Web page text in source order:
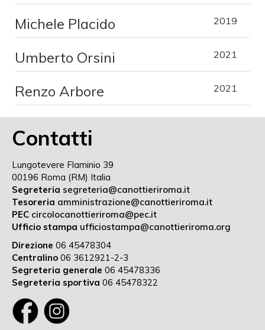
Michele Placido 2019
Umberto Orsini 2021
Renzo Arbore 2021
Contatti
Lungotevere Flaminio 39
00196 Roma (RM) Italia
Segreteria segreteria@canottieriroma.it
Tesoreria amministrazione@canottieriroma.it
PEC circolocanottieriroma@pec.it
Ufficio stampa ufficiostampa@canottieriroma.org
Direzione 06 45478304
Centralino 06 3612921-2-3
Segreteria generale 06 45478336
Segreteria sportiva 06 45478322